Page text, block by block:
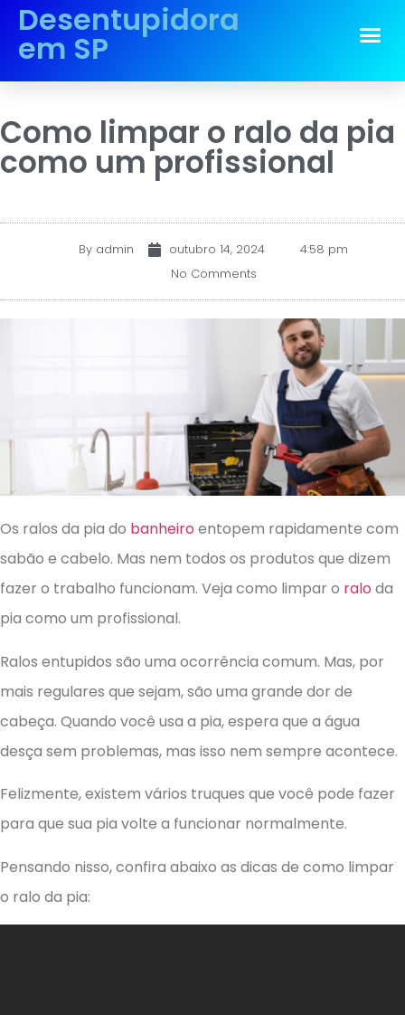
Desentupidora
em SP
Como limpar o ralo da pia
como um profissional
By admin outubro 14, 2024
4:58 pm
No Comments
Os ralos da pia do banheiro entopem rapidamente com
sabão e cabelo. Mas nem todos os produtos que dizem
fazer o trabalho funcionam. Veja como limpar o ralo da
pia como um profissional.
Ralos entupidos são uma ocorrência comum. Mas, por
mais regulares que sejam, são uma grande dor de
cabeça. Quando você usa a pia, espera que a água
desça sem problemas, mas isso nem sempre acontece.
Felizmente, existem vários truques que você pode fazer
para que sua pia volte a funcionar normalmente.
Pensando nisso, confira abaixo as dicas de como limpar
o ralo da pia: